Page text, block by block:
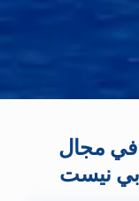
في مجال
"بي نيست